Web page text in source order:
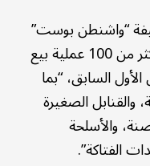
أفادت صحيفة “واشنطن بوست”
بأن الولايات المتحدة وافقت على أكثر من 100 عملية بيع
السابق، “بما
والقنابل الصغيرة
والأسلحة
الفتاكة”.